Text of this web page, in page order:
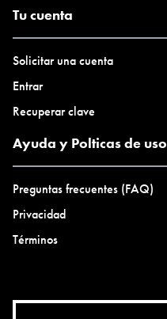
Tu cuenta
Solicitar una cuenta
Entrar
Recuperar clave
Ayuda y Polticas de uso
Preguntas frecuentes (FAQ)
Privacidad
Términos